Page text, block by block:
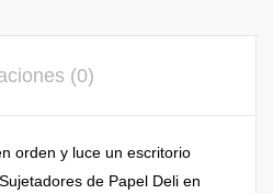
(0)
orden y luce un escritorio
de Papel Deli en